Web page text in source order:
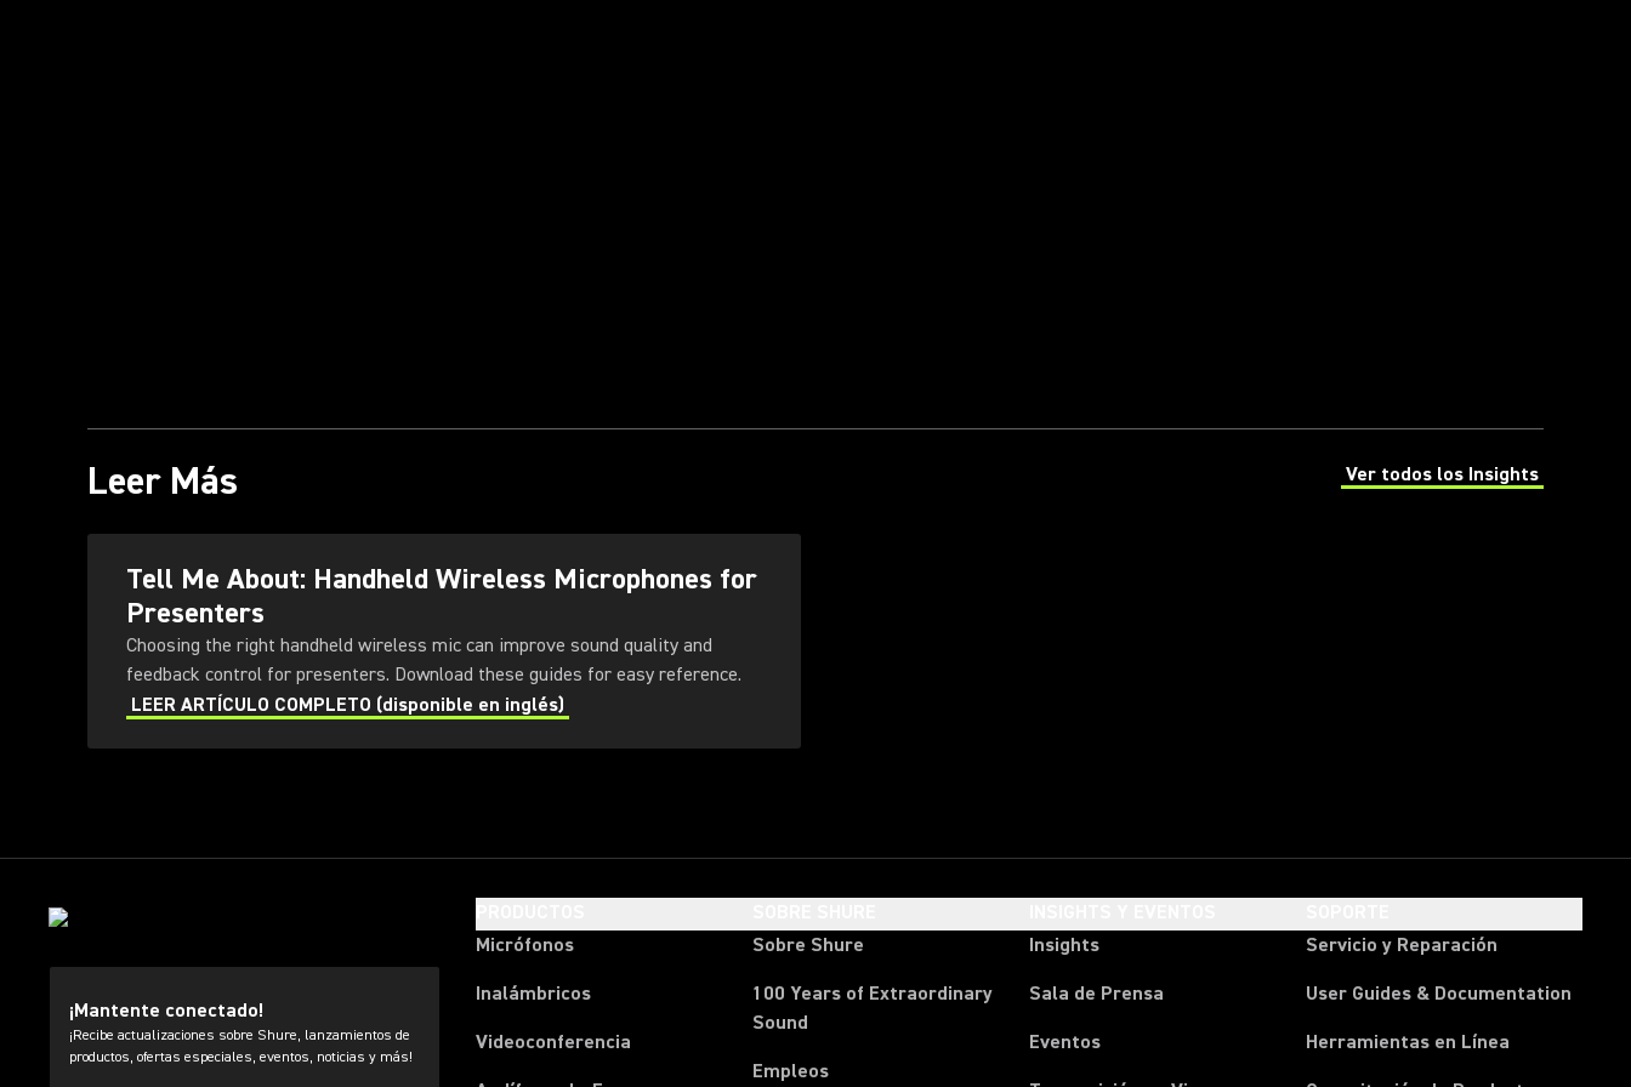
Leer Más Ver todos los Insights
(Opens in a new tab)
Tell Me About: Handheld Wireless Microphones for
Presenters
Choosing the right handheld wireless mic can improve sound quality and
feedback control for presenters. Download these guides for easy reference.
LEER ARTÍCULO COMPLETO (disponible en inglés)
¡Mantente conectado!
¡Recibe actualizaciones sobre Shure, lanzamientos de
productos, ofertas especiales, eventos, noticias y más!
Micrófonos
Inalámbricos
Videoconferencia
Sobre Shure
100 Years of Extraordinary
Sound
Empleos
Insights
Sala de Prensa
Eventos
Servicio y Reparación
User Guides & Documentation
Herramientas en Línea